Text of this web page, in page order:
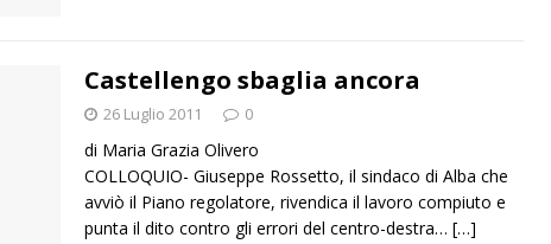
Castellengo sbaglia ancora
26 Luglio 2011 0
di Maria Grazia Olivero
COLLOQUIO- Giuseppe Rossetto, il sindaco di Alba che
avviò il Piano regolatore, rivendica il lavoro compiuto e
punta il dito contro gli errori del centro-destra… […]